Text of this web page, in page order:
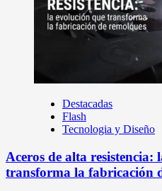
Destacadas
Flash
Tecnologia y Diseño
Aceros de alta resistencia:
transforma la fabricación